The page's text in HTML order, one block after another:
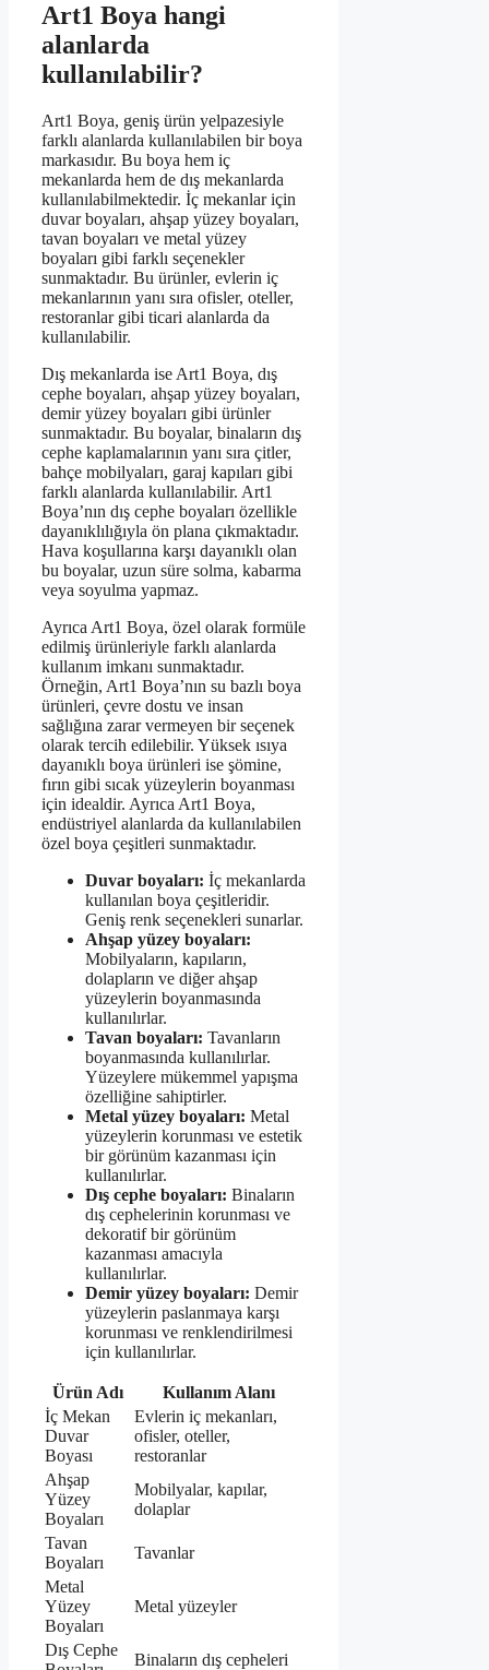
Art1 Boya hangi
alanlarda
kullanılabilir?
Art1 Boya, geniş ürün yelpazesiyle
farklı alanlarda kullanılabilen bir boya
markasıdır. Bu boya hem iç
mekanlarda hem de dış mekanlarda
kullanılabilmektedir. İç mekanlar için
duvar boyaları, ahşap yüzey boyaları,
tavan boyaları ve metal yüzey
boyaları gibi farklı seçenekler
sunmaktadır. Bu ürünler, evlerin iç
mekanlarının yanı sıra ofisler, oteller,
restoranlar gibi ticari alanlarda da
kullanılabilir.
Dış mekanlarda ise Art1 Boya, dış
cephe boyaları, ahşap yüzey boyaları,
demir yüzey boyaları gibi ürünler
sunmaktadır. Bu boyalar, binaların dış
cephe kaplamalarının yanı sıra çitler,
bahçe mobilyaları, garaj kapıları gibi
farklı alanlarda kullanılabilir. Art1
Boya’nın dış cephe boyaları özellikle
dayanıklılığıyla ön plana çıkmaktadır.
Hava koşullarına karşı dayanıklı olan
bu boyalar, uzun süre solma, kabarma
veya soyulma yapmaz.
Ayrıca Art1 Boya, özel olarak formüle
edilmiş ürünleriyle farklı alanlarda
kullanım imkanı sunmaktadır.
Örneğin, Art1 Boya’nın su bazlı boya
ürünleri, çevre dostu ve insan
sağlığına zarar vermeyen bir seçenek
olarak tercih edilebilir. Yüksek ısıya
dayanıklı boya ürünleri ise şömine,
fırın gibi sıcak yüzeylerin boyanması
için idealdir. Ayrıca Art1 Boya,
endüstriyel alanlarda da kullanılabilen
özel boya çeşitleri sunmaktadır.
Duvar boyaları: İç mekanlarda
kullanılan boya çeşitleridir.
Geniş renk seçenekleri sunarlar.
Ahşap yüzey boyaları:
Mobilyaların, kapıların,
dolapların ve diğer ahşap
yüzeylerin boyanmasında
kullanılırlar.
Tavan boyaları: Tavanların
boyanmasında kullanılırlar.
Yüzeylere mükemmel yapışma
özelliğine sahiptirler.
Metal yüzey boyaları: Metal
yüzeylerin korunması ve estetik
bir görünüm kazanması için
kullanılırlar.
Dış cephe boyaları: Binaların
dış cephelerinin korunması ve
dekoratif bir görünüm
kazanması amacıyla
kullanılırlar.
Demir yüzey boyaları: Demir
yüzeylerin paslanmaya karşı
korunması ve renklendirilmesi
için kullanılırlar.
Ürün Adı
Kullanım Alanı
İç Mekan
Duvar
Boyası
Evlerin iç mekanları,
ofisler, oteller,
restoranlar
Ahşap
Yüzey
Boyaları
Mobilyalar, kapılar,
dolaplar
Tavan
Boyaları
Tavanlar
Metal
Yüzey
Boyaları
Metal yüzeyler
Dış Cephe
Binaların dış cepheleri